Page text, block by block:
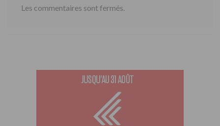
Les commentaires sont fermés.